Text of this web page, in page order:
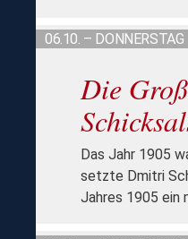
06.10. – DONNERSTAG
Die
Das Jahr 1905
setzte Dmitri
Jahres 1905 ein